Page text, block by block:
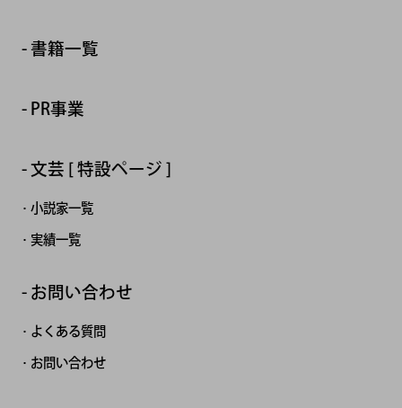
書籍一覧
PR事業
文芸 [ 特設ページ ]
小説家一覧
実績一覧
お問い合わせ
よくある質問
お問い合わせ